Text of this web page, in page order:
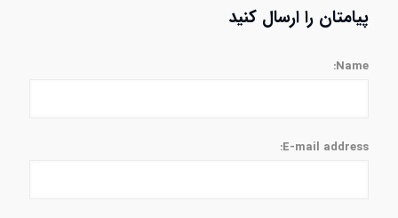
پیامتان را ارسال کنید
Name:
E-mail address: